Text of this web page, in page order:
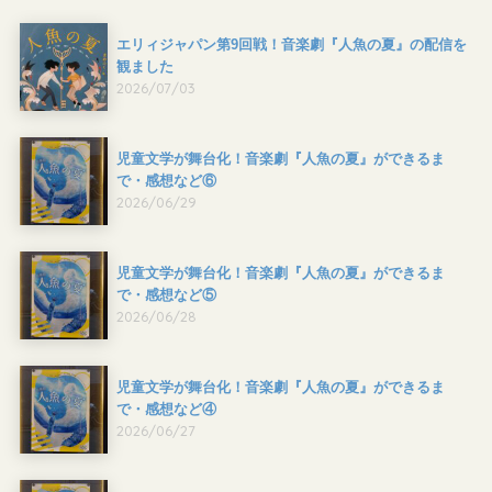
エリィジャパン第9回戦！音楽劇『人魚の夏』の配信を
観ました
2026/07/03
児童文学が舞台化！音楽劇『人魚の夏』ができるま
で・感想など⑥
2026/06/29
児童文学が舞台化！音楽劇『人魚の夏』ができるま
で・感想など⑤
2026/06/28
児童文学が舞台化！音楽劇『人魚の夏』ができるま
で・感想など④
2026/06/27